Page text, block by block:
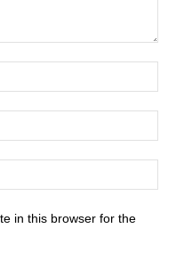
in this browser for the